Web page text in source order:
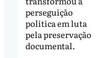
perseguição
política em luta
pela preservação
documental.